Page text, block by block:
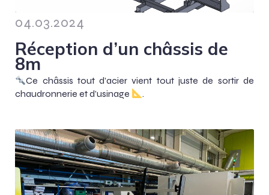
04.03.2024
Réception d’un châssis de
8m
Ce châssis tout d’acier vient tout juste de sortir de
chaudronnerie et d’usinage
.